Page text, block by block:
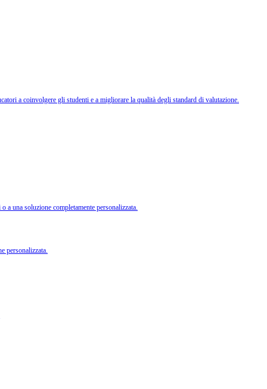
a coinvolgere gli studenti e a migliorare la qualità degli standard di valutazione.
una soluzione completamente personalizzata.
personalizzata.